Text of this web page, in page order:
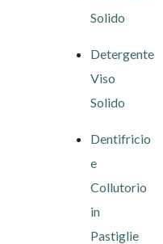
Solido
Detergente
Viso
Solido
Dentifricio
e
Collutorio
in
Pastiglie